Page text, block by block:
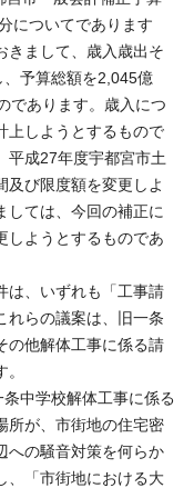
についてであります
きまして、歳入歳出そ
予算総額を2,045億
であります。歳入につ
上しようとするもので
平成27年度宇都宮市土
及び限度額を変更しよ
しては、今回の補正に
しようとするものであ
、いずれも「工事請
れらの議案は、旧一条
の他解体工事に係る請
中学校解体工事に係る
所が、市街地の住宅密
への騒音対策を何らか
、「市街地における大